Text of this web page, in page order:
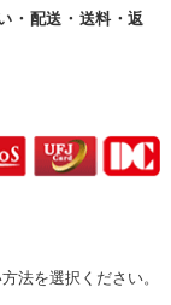
・配送・送料・返
法を選択ください。